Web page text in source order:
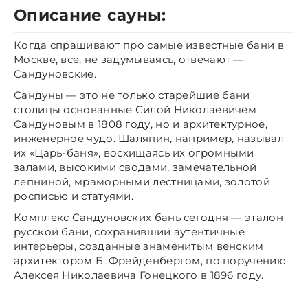
Описание сауны:
Когда спрашивают про самые известные бани в
Москве, все, не задумываясь, отвечают —
Сандуновские.
Сандуны — это не только старейшие бани
столицы основанные Силой Николаевичем
Сандуновым в 1808 году, но и архитектурное,
инженерное чудо. Шаляпин, например, называл
их «Царь-баня», восхищаясь их огромными
залами, высокими сводами, замечательной
лепниной, мраморными лестницами, золотой
росписью и статуями.
Комплекс Сандуновских бань сегодня — эталон
русской бани, сохранивший аутентичные
интерьеры, созданные знаменитым венским
архитектором Б. Фрейденбергом, по поручению
Алексея Николаевича Гонецкого в 1896 году.